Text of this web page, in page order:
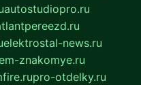
autostudiopro.ru
elektrostal-news.ru
znakomye.ru
pro-otdelky.ru